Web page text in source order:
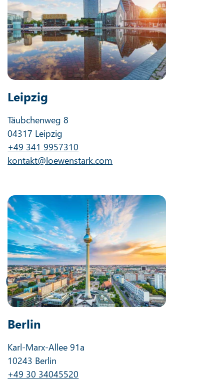
Leipzig
Täubchenweg 8
04317 Leipzig
+49 341 9957310
kontakt@loewenstark.com
Berlin
Karl-Marx-Allee 91a
10243 Berlin
+49 30 34045520